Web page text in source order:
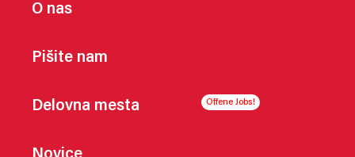
O nas
Pišite nam
Delovna mesta